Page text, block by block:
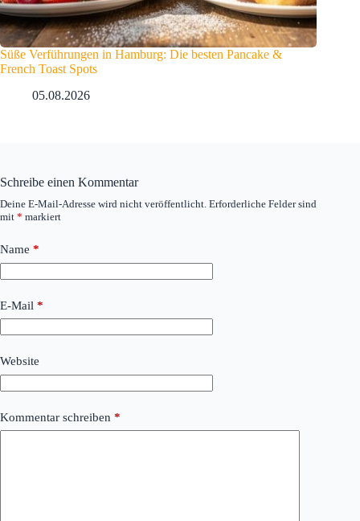
Süße Verführungen in Hamburg: Die besten Pancake &
French Toast Spots
05.08.2026
Schreibe einen Kommentar
Deine E-Mail-Adresse wird nicht veröffentlicht. Erforderliche Felder sind
mit * markiert
Name *
E-Mail *
Website
Kommentar schreiben *